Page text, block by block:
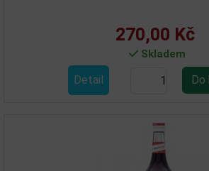
270,00 Kč
Skladem
Detail